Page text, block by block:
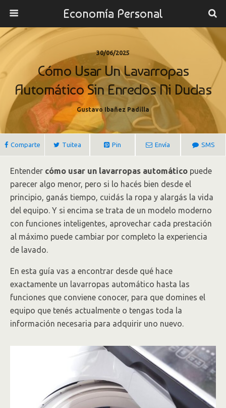
Economía Personal
30/06/2025
Cómo Usar Un Lavarropas
Automático Sin Enredos Ni Dudas
Gustavo Ibañez Padilla
Comparte Tuitea Pin Envía SMS
Entender cómo usar un lavarropas automático puede
parecer algo menor, pero si lo hacés bien desde el
principio, ganás tiempo, cuidás la ropa y alargás la vida
del equipo. Y si encima se trata de un modelo moderno
con funciones inteligentes, aprovechar cada prestación
al máximo puede cambiar por completo la experiencia
de lavado.
En esta guía vas a encontrar desde qué hace
exactamente un lavarropas automático hasta las
funciones que conviene conocer, para que domines el
equipo que tenés actualmente o tengas toda la
información necesaria para adquirir uno nuevo.